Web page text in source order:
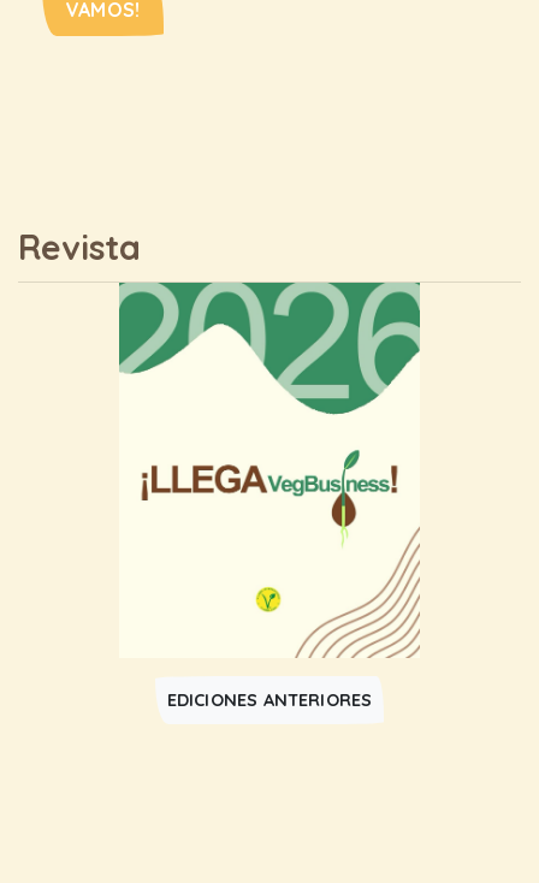
VAMOS!
Revista
EDICIONES ANTERIORES